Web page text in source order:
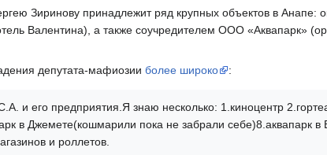
Зиринову принадлежит ряд крупных объектов в Анапе:
Валентина), а также соучредителем ООО
депутата-мафиозии более широко :
и его предприятия.Я знаю несколько: 1.киноцентр
в Джемете(кошмарили пока не забрали себе)8.аквапарк
и роллетов.